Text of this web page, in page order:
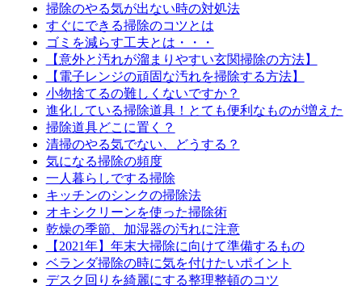
掃除のやる気が出ない時の対処法
すぐにできる掃除のコツとは
ゴミを減らす工夫とは・・・
【意外と汚れが溜まりやすい玄関掃除の方法】
【電子レンジの頑固な汚れを掃除する方法】
小物捨てるの難しくないですか？
進化している掃除道具！とても便利なものが増えた
掃除道具どこに置く？
清掃のやる気でない、どうする？
気になる掃除の頻度
一人暮らしでする掃除
キッチンのシンクの掃除法
オキシクリーンを使った掃除術
乾燥の季節、加湿器の汚れに注意
【2021年】年末大掃除に向けて準備するもの
ベランダ掃除の時に気を付けたいポイント
デスク回りを綺麗にする整理整頓のコツ